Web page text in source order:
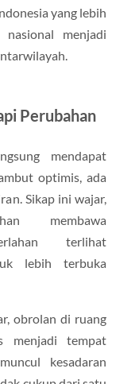
yang lebih
menjadi
Perubahan
mendapat
optimis, ada
Sikap ini wajar,
membawa
terlihat
lebih terbuka
obrolan di ruang
menjadi tempat
kesadaran